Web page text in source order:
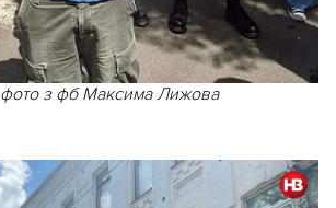
фото з фб Максима Лижова